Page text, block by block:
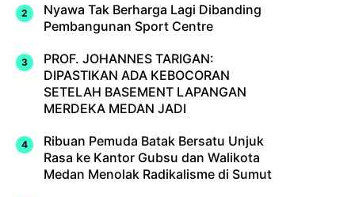
Nyawa Tak Berharga Lagi Dibanding
Pembangunan Sport Centre
PROF. JOHANNES TARIGAN:
DIPASTIKAN ADA KEBOCORAN
SETELAH BASEMENT LAPANGAN
MERDEKA MEDAN JADI
Ribuan Pemuda Batak Bersatu Unjuk
Rasa ke Kantor Gubsu dan Walikota
Medan Menolak Radikalisme di Sumut